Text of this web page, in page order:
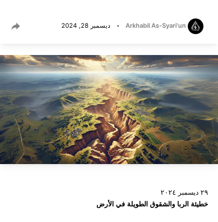
Arkhabil As-Syari'un
• ديسمبر 28, 2024
٢٩ ديسمبر ٢٠٢٤
خطيئة الربا والشقوق الطويلة في الأرض